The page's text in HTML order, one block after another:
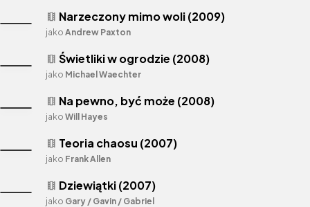
theaters Świetliki w ogrodzie (2008)
jako Michael Waechter
theaters Na pewno, być może (2008)
jako Will Hayes
theaters Teoria chaosu (2007)
jako Frank Allen
theaters Dziewiątki (2007)
jako Gary / Gavin / Gabriel
theaters Narzeczony mimo woli (2009)
jako Andrew Paxton